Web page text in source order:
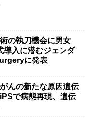
の執刀機会に男女
入に潜むジェンダ
に発表
んの新たな原因遺伝
で病態再現、遺伝